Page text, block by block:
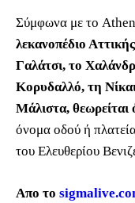
Σύμφωνα με το
λεκανοπέδιο
Γαλάτσι, το
Κορυδαλλό, τη
Μάλιστα, θεωρείται
όνομα οδού ή
του Ελευθερίου
Απο το